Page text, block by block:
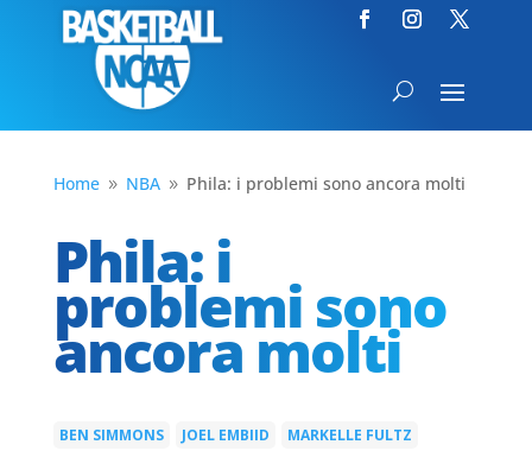
Home 9 NBA 9 Phila: i problemi sono ancora molti
Phila: i
problemi sono
ancora molti
BEN SIMMONS JOEL EMBIID MARKELLE FULTZ